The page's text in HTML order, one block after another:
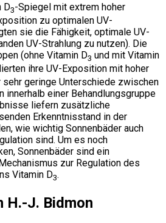
D3-Spiegel mit extrem hoher
zu optimalen UV-
sie die Fähigkeit, optimale UV-
UV-Strahlung zu nutzen). Die
(ohne Vitamin D3 und mit Vitamin
ihre UV-Exposition mit hoher
geringe Unterschiede zwischen
innerhalb einer Behandlungsgruppe
liefern zusätzliche
Erkenntnisstand in der
wie wichtig Sonnenbäder auch
sind. Um es noch
Sonnenbäder sind ein
zur Regulation des
Vitamin D3.
H.-J. Bidmon